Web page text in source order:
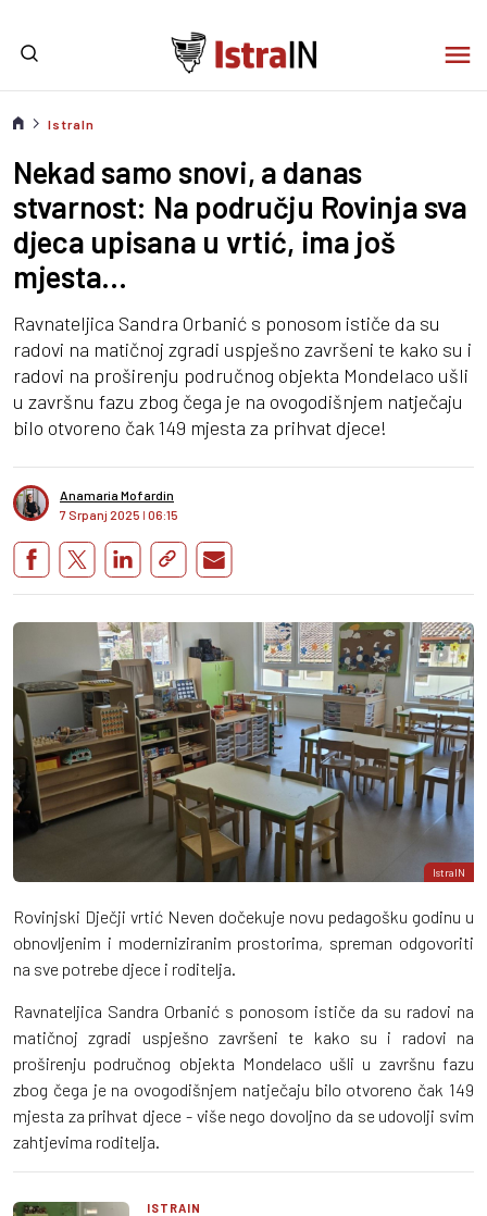
IstraIn
Nekad samo snovi, a danas
stvarnost: Na području Rovinja sva
djeca upisana u vrtić, ima još
mjesta...
Ravnateljica Sandra Orbanić s ponosom ističe da su
radovi na matičnoj zgradi uspješno završeni te kako su i
radovi na proširenju područnog objekta Mondelaco ušli
u završnu fazu zbog čega je na ovogodišnjem natječaju
bilo otvoreno čak 149 mjesta za prihvat djece!
Anamaria Mofardin
7 Srpanj 2025 I 06:15
IstraIN
Rovinjski Dječji vrtić Neven dočekuje novu pedagošku godinu u
obnovljenim i moderniziranim prostorima, spreman odgovoriti
na sve potrebe djece i roditelja.
Ravnateljica Sandra Orbanić s ponosom ističe da su radovi na
matičnoj zgradi uspješno završeni te kako su i radovi na
proširenju područnog objekta Mondelaco ušli u završnu fazu
zbog čega je na ovogodišnjem natječaju bilo otvoreno čak 149
mjesta za prihvat djece - više nego dovoljno da se udovolji svim
zahtjevima roditelja.
ISTRAIN